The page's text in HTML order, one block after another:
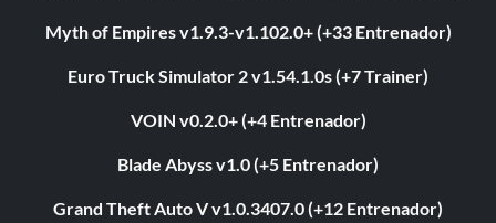
Myth of Empires v1.9.3-v1.102.0+ (+33 Entrenador)
Euro Truck Simulator 2 v1.54.1.0s (+7 Trainer)
VOIN v0.2.0+ (+4 Entrenador)
Blade Abyss v1.0 (+5 Entrenador)
Grand Theft Auto V v1.0.3407.0 (+12 Entrenador)